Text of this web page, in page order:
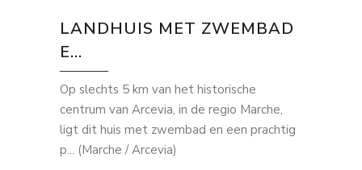
LANDHUIS MET ZWEMBAD
E...
Op slechts 5 km van het historische
centrum van Arcevia, in de regio Marche,
ligt dit huis met zwembad en een prachtig
p... (Marche / Arcevia)